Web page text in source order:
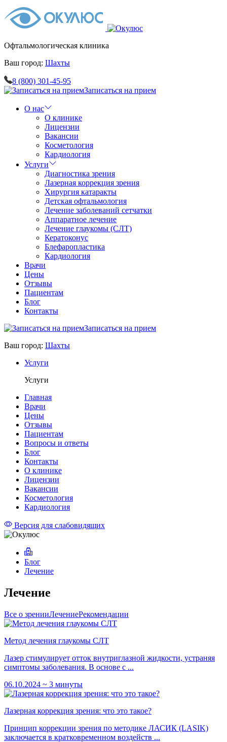
Офтальмологическая клиника
Ваш город: Шахты
8 (800) 301-45-95
Записаться на прием
О нас
О клинике
Лицензии
Вакансии
Косметология
Кардиология
Услуги
Диагностика зрения
Лазерная коррекция зрения
Хирургия катаракты
Детская офтальмология
Лечение заболеваний сетчатки
Аппаратное лечение
Лечение глаукомы (СЛТ)
Кератоконус
Блефаропластика
Кардиология
Врачи
Цены
Отзывы
Пациентам
Блог
Контакты
Записаться на прием
Ваш город: Шахты
Услуги
Услуги
Главная
Врачи
Цены
Отзывы
Пациентам
Вопросы и ответы
Блог
Контакты
О клинике
Лицензии
Вакансии
Косметология
Кардиология
Версия для слабовидящих
Блог
Лечение
Лечение
Все о зренииЛечениеРекомендации
Метод лечения глаукомы СЛТ
Лазер стимулирует отток внутриглазной жидкости, устраняя
симптомы заболевания. В основе с ...
06.10.2024 ~ 3 минуты
Лазерная коррекция зрения: что это такое?
Принцип коррекции зрения по методике ЛАСИК (LASIK)
заключается в кратковременном воздейств ...